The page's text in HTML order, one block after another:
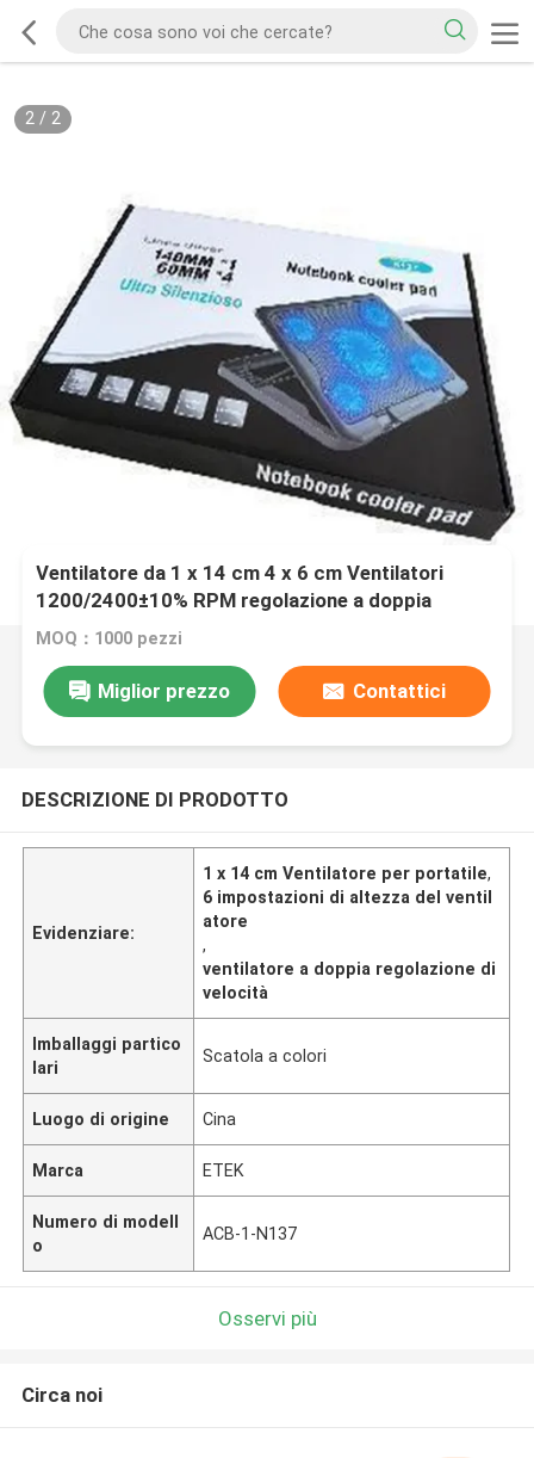
2/ 2
Ventilatore da 1 x 14 cm 4 x 6 cm Ventilatori
1200/2400±10% RPM regolazione a doppia
velocità 6 impostazioni di altezza
MOQ：1000 pezzi
Miglior prezzo Contattici
DESCRIZIONE DI PRODOTTO
Evidenziare:
1 x 14 cm Ventilatore per portatile,
6 impostazioni di altezza del ventil
atore
,
ventilatore a doppia regolazione di
velocità
Imballaggi partico
lari
Scatola a colori
Luogo di origine Cina
Marca ETEK
Numero di modell
o
ACB-1-N137
Osservi più
Circa noi